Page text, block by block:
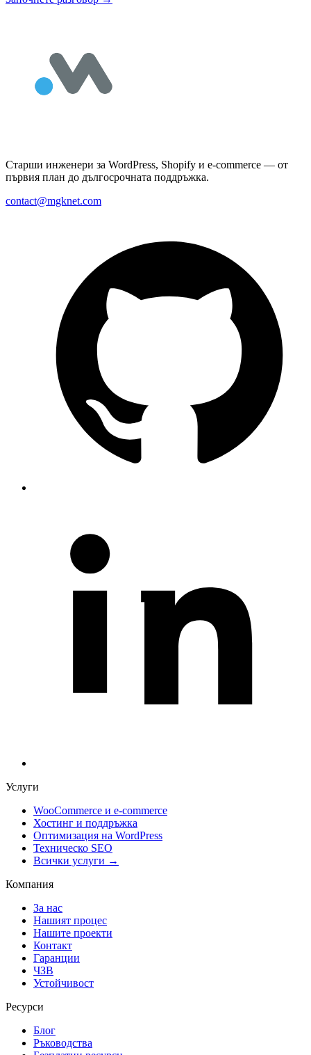
Старши инженери за WordPress, Shopify и e-commerce — от
първия план до дългосрочната поддръжка.
contact@mgknet.com
Услуги
WooCommerce и е-commerce
Хостинг и поддръжка
Оптимизация на WordPress
Техническо SEO
Всички услуги →
Компания
За нас
Нашият процес
Нашите проекти
Контакт
Гаранции
ЧЗВ
Устойчивост
Ресурси
Блог
Ръководства